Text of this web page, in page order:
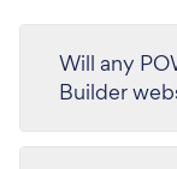
Will any
Builder